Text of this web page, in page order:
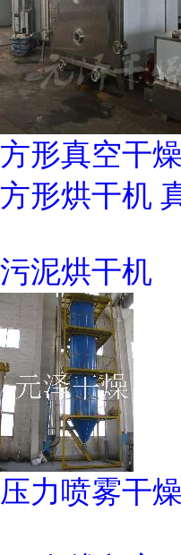
方形真空干
方形烘干机
污泥烘干机
压力喷雾干